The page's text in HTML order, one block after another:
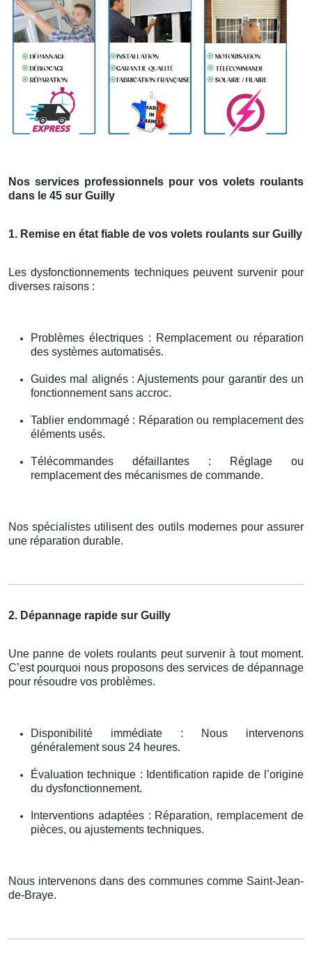
Nos services professionnels pour vos volets roulants
dans le 45 sur Guilly
1. Remise en état fiable de vos volets roulants sur Guilly
Les dysfonctionnements techniques peuvent survenir pour
diverses raisons :
Problèmes électriques : Remplacement ou réparation
des systèmes automatisés.
Guides mal alignés : Ajustements pour garantir des un
fonctionnement sans accroc.
Tablier endommagé : Réparation ou remplacement des
éléments usés.
Télécommandes défaillantes : Réglage ou
remplacement des mécanismes de commande.
Nos spécialistes utilisent des outils modernes pour assurer
une réparation durable.
2. Dépannage rapide sur Guilly
Une panne de volets roulants peut survenir à tout moment.
C’est pourquoi nous proposons des services de dépannage
pour résoudre vos problèmes.
Disponibilité immédiate : Nous intervenons
généralement sous 24 heures.
Évaluation technique : Identification rapide de l’origine
du dysfonctionnement.
Interventions adaptées : Réparation, remplacement de
pièces, ou ajustements techniques.
Nous intervenons dans des communes comme Saint-Jean-
de-Braye.